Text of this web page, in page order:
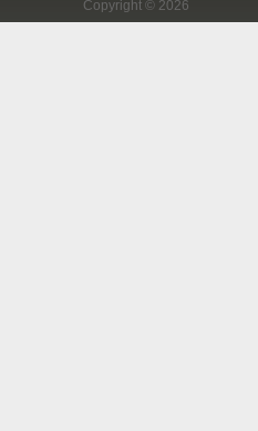
Copyright © 2026